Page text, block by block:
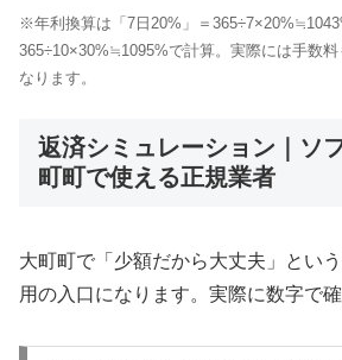
※年利換算は「7日20%」＝
365÷10×30%≒1095%で計算。実際には手数料
なります。
返済シミュレーション｜ソ
町町で使える正規業者
大町町で「少額だから大丈夫」とい
用の入口になります。実際に数字で